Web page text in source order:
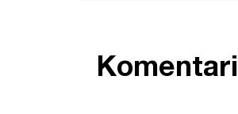
Komentari